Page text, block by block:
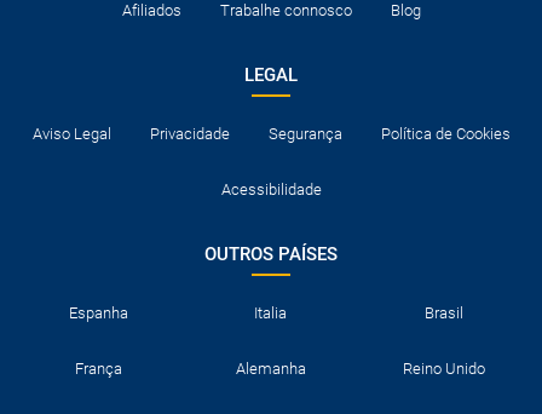
Afiliados Trabalhe connosco Blog
LEGAL
Aviso Legal Privacidade Segurança Política de Cookies
Acessibilidade
OUTROS PAÍSES
Espanha Italia Brasil
França Alemanha Reino Unido